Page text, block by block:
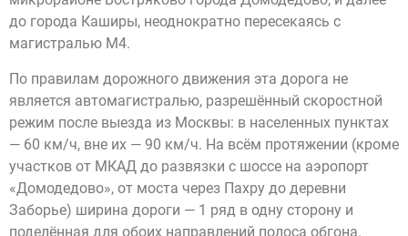
до города Каширы, неоднократно пересекаясь с
магистралью М4.
По правилам дорожного движения эта дорога не
является автомагистралью, разрешённый скоростной
режим после выезда из Москвы: в населенных пунктах
— 60 км/ч, вне их — 90 км/ч. На всём протяжении (кроме
участков от МКАД до развязки с шоссе на аэропорт
«Домодедово», от моста через Пахру до деревни
Заборье) ширина дороги — 1 ряд в одну сторону и
поделённая для обоих направлений полоса обгона.